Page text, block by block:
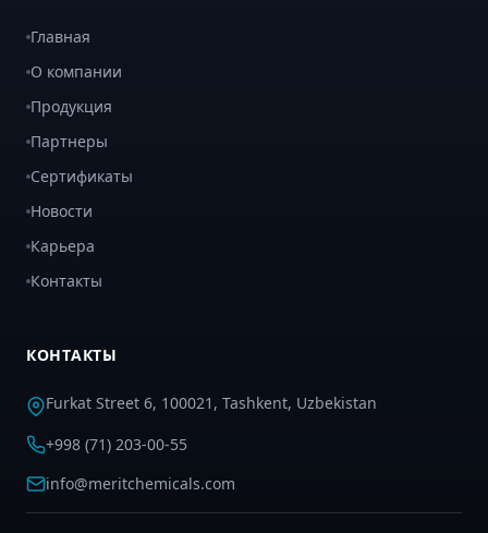
Главная
О компании
Продукция
Партнеры
Сертификаты
Новости
Карьера
Контакты
КОНТАКТЫ
Furkat Street 6, 100021, Tashkent, Uzbekistan
+998 (71) 203-00-55
info@meritchemicals.com